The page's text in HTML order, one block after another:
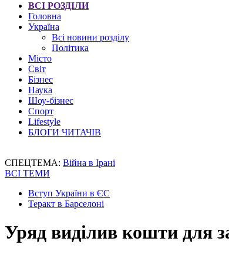
ВСІ РОЗДІЛИ
Головна
Україна
Всі новини розділу
Політика
Місто
Світ
Бізнес
Наука
Шоу-бізнес
Спорт
Lifestyle
БЛОГИ ЧИТАЧІВ
СПЕЦТЕМА: Війна в Ірані
ВСІ ТЕМИ
Вступ України в ЄС
Теракт в Барселоні
Уряд виділив кошти для